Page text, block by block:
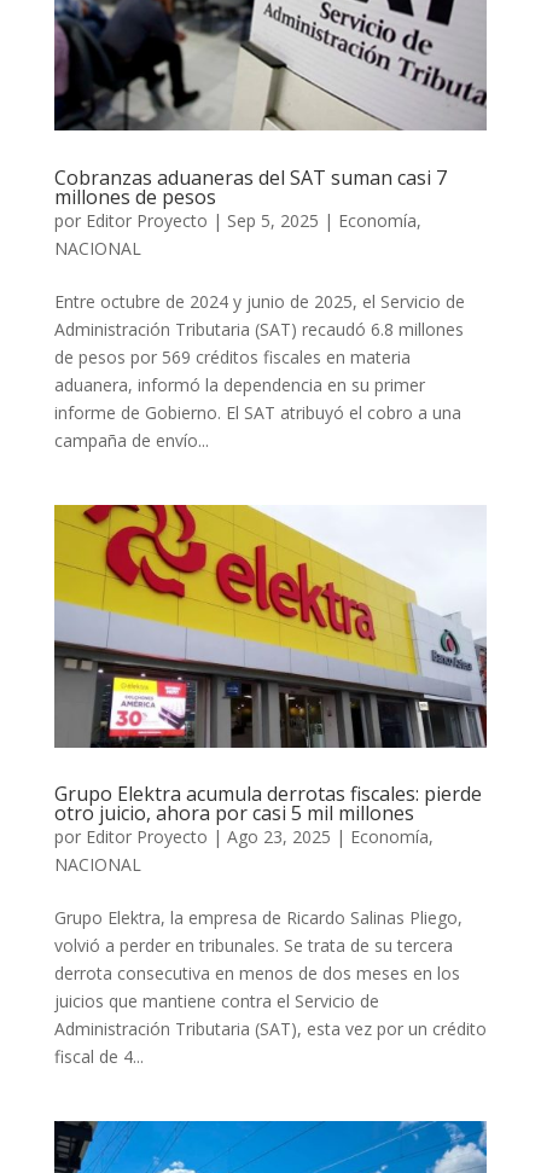
Cobranzas aduaneras del SAT suman casi 7
millones de pesos
por Editor Proyecto | Sep 5, 2025 | Economía,
NACIONAL
Entre octubre de 2024 y junio de 2025, el Servicio de
Administración Tributaria (SAT) recaudó 6.8 millones
de pesos por 569 créditos fiscales en materia
aduanera, informó la dependencia en su primer
informe de Gobierno. El SAT atribuyó el cobro a una
campaña de envío...
Grupo Elektra acumula derrotas fiscales: pierde
otro juicio, ahora por casi 5 mil millones
por Editor Proyecto | Ago 23, 2025 | Economía,
NACIONAL
Grupo Elektra, la empresa de Ricardo Salinas Pliego,
volvió a perder en tribunales. Se trata de su tercera
derrota consecutiva en menos de dos meses en los
juicios que mantiene contra el Servicio de
Administración Tributaria (SAT), esta vez por un crédito
fiscal de 4...